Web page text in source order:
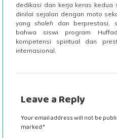
dedikasi dan kerja keras kedua
dinilai sejalan dengan moto
yang sholeh dan berprestasi,
bahwa siswi program
kompetensi spiritual dan
internasional.
Leave a Reply
Your email address will not be
marked*